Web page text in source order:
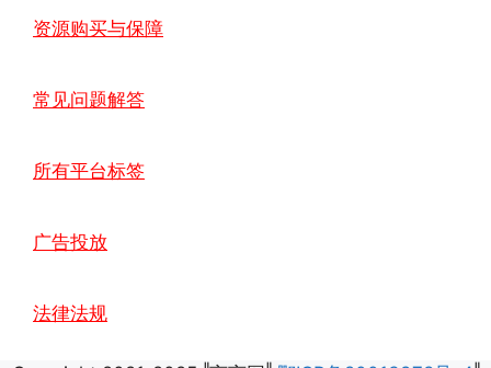
资源购买与保障
常见问题解答
所有平台标签
广告投放
法律法规